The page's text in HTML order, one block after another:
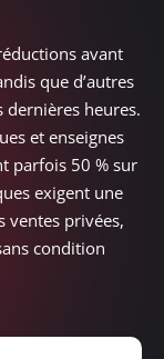
avant
que d’autres
heures.
et enseignes
parfois 50 % sur
exigent une
ventes privées,
condition